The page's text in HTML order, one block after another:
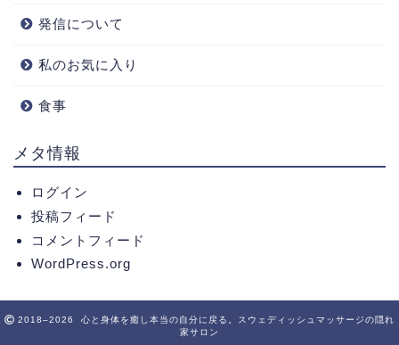
発信について
私のお気に入り
食事
メタ情報
ログイン
投稿フィード
コメントフィード
WordPress.org
2018–2026 心と身体を癒し本当の自分に戻る。スウェディッシュマッサージの隠れ
家サロン